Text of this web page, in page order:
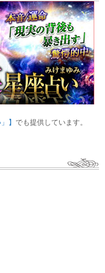
】 でも提供しています。